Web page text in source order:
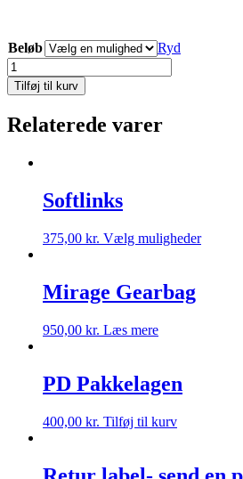
Beløb
Ryd
Gavekort
antal
Tilføj til kurv
Relaterede varer
Softlinks
375,00 kr. Vælg mulighederDette
Mirage Gearbag
950,00 kr. Læs mere
PD Pakkelagen
400,00 kr. Tilføj til kurv